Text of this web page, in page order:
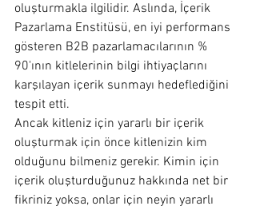
oluşturmakla ilgilidir. Aslında, İçerik
Pazarlama Enstitüsü, en iyi performans
gösteren B2B pazarlamacılarının %
90'ının kitlelerinin bilgi ihtiyaçlarını
karşılayan içerik sunmayı hedeflediğini
tespit etti.
Ancak kitleniz için yararlı bir içerik
oluşturmak için önce kitlenizin kim
olduğunu bilmeniz gerekir. Kimin için
içerik oluşturduğunuz hakkında net bir
fikriniz yoksa, onlar için neyin yararlı